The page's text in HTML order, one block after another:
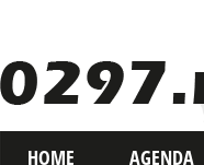
HOME AGENDA